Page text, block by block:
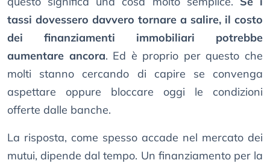
tassi dovessero davvero tornare a salire, il costo
dei finanziamenti immobiliari potrebbe
aumentare ancora. Ed è proprio per questo che
molti stanno cercando di capire se convenga
aspettare oppure bloccare oggi le condizioni
offerte dalle banche.
La risposta, come spesso accade nel mercato dei
mutui, dipende dal tempo. Un finanziamento per la